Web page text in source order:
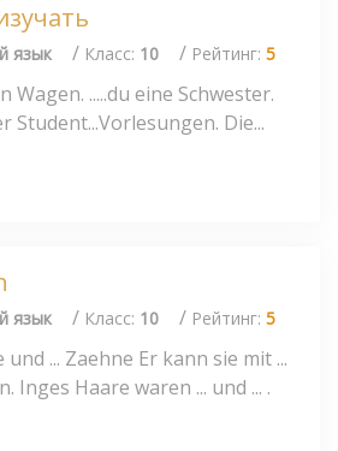
язык / Класс: 10 / Рейтинг: 5
Wagen. .....du eine Schwester.
Student...Vorlesungen. Die...
язык / Класс: 10 / Рейтинг: 5
und ... Zaehne Er kann sie mit ...
Inges Haare waren ... und ... .